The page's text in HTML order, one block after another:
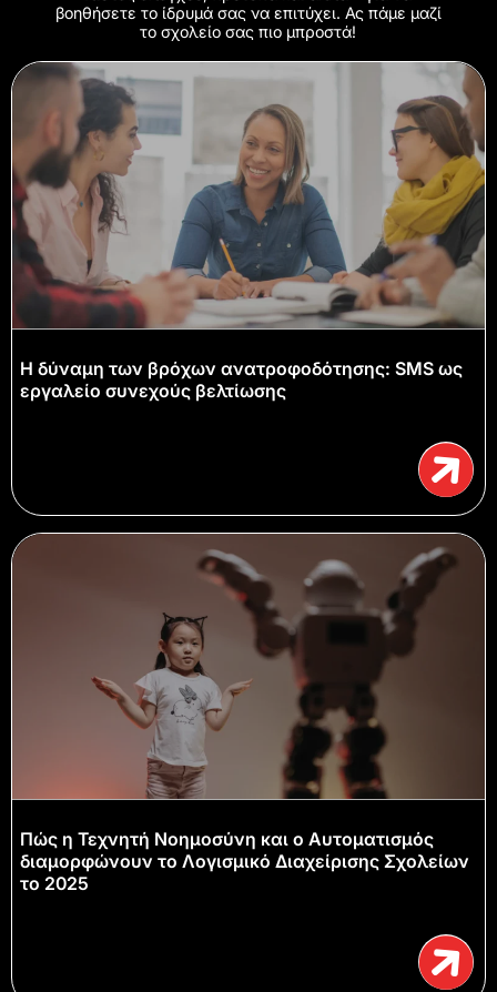
βοηθήσετε το ίδρυμά σας να επιτύχει. Ας πάμε μαζί
το σχολείο σας πιο μπροστά!
Η δύναμη των βρόχων ανατροφοδότησης: SMS ως
εργαλείο συνεχούς βελτίωσης
Πώς η Τεχνητή Νοημοσύνη και ο Αυτοματισμός
διαμορφώνουν το Λογισμικό Διαχείρισης Σχολείων
το 2025